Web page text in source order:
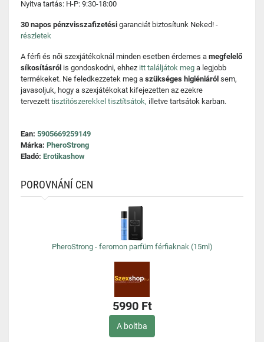
Nyitva tartás: H-P: 9:30-18:00
30 napos pénzvisszafizetési garanciát biztosítunk Neked! -
részletek
A férfi és női szexjátékoknál minden esetben érdemes a megfelelő
síkosításról is gondoskodni, ehhez itt találjátok meg a legjobb
termékeket. Ne feledkezzetek meg a szükséges higiéniáról sem,
javasoljuk, hogy a szexjátékokat kifejezetten az ezekre
tervezett tisztítószerekkel tisztítsátok, illetve tartsátok karban.
Ean: 5905669259149
Márka: PheroStrong
Eladó: Erotikashow
POROVNÁNÍ CEN
PheroStrong - feromon parfüm férfiaknak (15ml)
5990 Ft
A boltba